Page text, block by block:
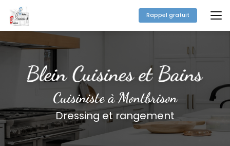
contenu
principal
Rappel gratuit
Cuisiniste à Montbrison
Dressing et rangement